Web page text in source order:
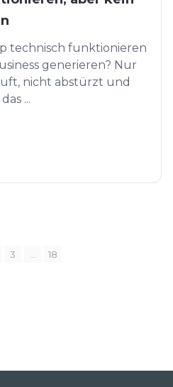
technisch funktionieren
generieren? Nur
nicht abstürzt und
...
3 18